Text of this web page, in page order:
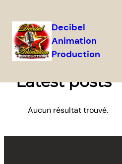
Aller
Decibel
Animation
Production
Latest posts
Aucun résultat trouvé.